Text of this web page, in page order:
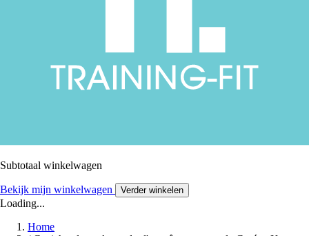
Subtotaal winkelwagen
Bekijk mijn winkelwagen Verder winkelen
Loading...
Home